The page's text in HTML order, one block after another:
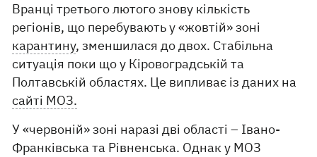
Вранці третього лютого знову кількість
регіонів, що перебувають у «жовтій» зоні
карантину, зменшилася до двох. Стабільна
ситуація поки що у Кіровоградській та
Полтавській областях. Це випливає із даних на
сайті МОЗ.
У «червоній» зоні наразі дві області – Івано-
Франківська та Рівненська. Однак у МОЗ